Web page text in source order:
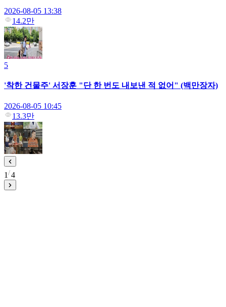
2026-08-05 13:38
14.2만
5
'착한 건물주' 서장훈 "단 한 번도 내보낸 적 없어" (백만장자)
2026-08-05 10:45
13.3만
1 4